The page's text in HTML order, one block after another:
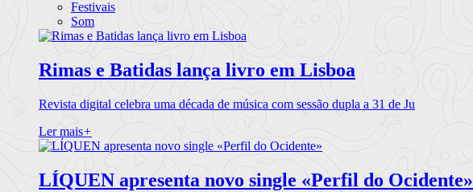
Festivais
Som
Rimas e Batidas lança livro em Lisboa
Revista digital celebra uma década de música com sessão dupla a 31 de Ju
Ler mais+
LÍQUEN apresenta novo single «Perfil do Ocidente»